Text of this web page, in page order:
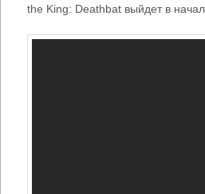
the King: Deathbat выйдет в